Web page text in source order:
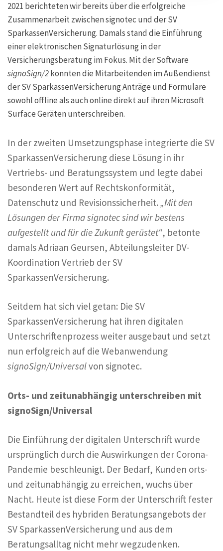
2021 berichteten wir bereits über die erfolgreiche
Zusammenarbeit zwischen signotec und der SV
SparkassenVersicherung. Damals stand die Einführung
einer elektronischen Signaturlösung in der
Versicherungsberatung im Fokus. Mit der Software
signoSign/2konnten die Mitarbeitenden im Außendienst
der SV SparkassenVersicherung Anträge und Formulare
sowohl offline als auch online direkt auf ihren Microsoft
Surface Geräten unterschreiben.
In der zweiten Umsetzungsphase integrierte die SV
SparkassenVersicherung diese Lösung in ihr
Vertriebs- und Beratungssystem und legte dabei
besonderen Wert auf Rechtskonformität,
Datenschutz und Revisionssicherheit. „Mit den
Lösungen der Firma signotec sind wir bestens
aufgestellt und für die Zukunft gerüstet“, betonte
damals Adriaan Geursen, Abteilungsleiter DV-
Koordination Vertrieb der SV
SparkassenVersicherung.
Seitdem hat sich viel getan: Die SV
SparkassenVersicherung hat ihren digitalen
Unterschriftenprozess weiter ausgebaut und setzt
nun erfolgreich auf die Webanwendung
signoSign/Universalvon signotec.
Orts- und zeitunabhängig unterschreiben mit
signoSign/Universal
Die Einführung der digitalen Unterschrift wurde
ursprünglich durch die Auswirkungen der Corona-
Pandemie beschleunigt. Der Bedarf, Kunden orts-
und zeitunabhängig zu erreichen, wuchs über
Nacht. Heute ist diese Form der Unterschrift fester
Bestandteil des hybriden Beratungsangebots der
SV SparkassenVersicherung und aus dem
Beratungsalltag nicht mehr wegzudenken.